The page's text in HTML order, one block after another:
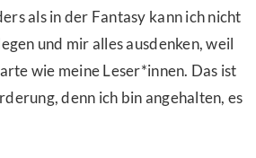
als in der Fantasy kann ich nicht
und mir alles ausdenken, weil
wie meine Leser*innen. Das ist
denn ich bin angehalten, es